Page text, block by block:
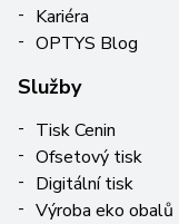
Kariéra
OPTYS Blog
Služby
Tisk Cenin
Ofsetový tisk
Digitální tisk
Výroba eko obalů